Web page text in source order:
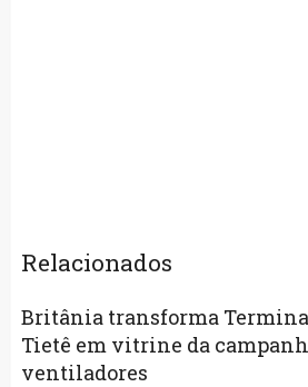
Relacionados
Britânia transforma
Tietê em vitrine da
ventiladores